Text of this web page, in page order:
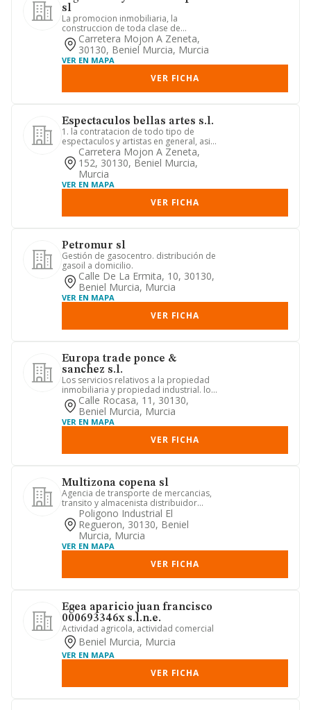
sl
La promocion inmobiliaria, la
construccion de toda clase de
edificaciones y obra civil,
compraventa...
Carretera Mojon A Zeneta,
30130, Beniel Murcia, Murcia
VER EN MAPA
VER FICHA
Espectaculos bellas artes s.l.
1. la contratacion de todo tipo de
espectaculos y artistas en general, asi
como la exhibicion cinem...
Carretera Mojon A Zeneta,
152, 30130, Beniel Murcia,
Murcia
VER EN MAPA
VER FICHA
Petromur sl
Gestión de gasocentro. distribución de
gasoil a domicilio.
Calle De La Ermita, 10, 30130,
Beniel Murcia, Murcia
VER EN MAPA
VER FICHA
Europa trade ponce &
sanchez s.l.
Los servicios relativos a la propiedad
inmobiliaria y propiedad industrial. los
servicios de admini...
Calle Rocasa, 11, 30130,
Beniel Murcia, Murcia
VER EN MAPA
VER FICHA
Multizona copena sl
Agencia de transporte de mercancias,
transito y almacenista distribuidor
nacional y exterior. trans...
Poligono Industrial El
Regueron, 30130, Beniel
Murcia, Murcia
VER EN MAPA
VER FICHA
Egea aparicio juan francisco
000693346x s.l.n.e.
Actividad agricola, actividad comercial
Beniel Murcia, Murcia
VER EN MAPA
VER FICHA